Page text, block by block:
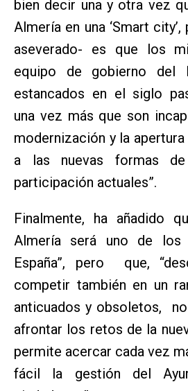
bien decir una y otra vez
Almería en una ‘Smart
aseverado- es que los
equipo de gobierno del
estancados en el siglo
una vez más que son
modernización y la
a las nuevas formas de
participación actuales”.
Finalmente, ha añadido
Almería será uno de los
España”, pero que,
competir también en un
anticuados y obsoletos,
afrontar los retos de la
permite acercar cada vez
fácil la gestión del